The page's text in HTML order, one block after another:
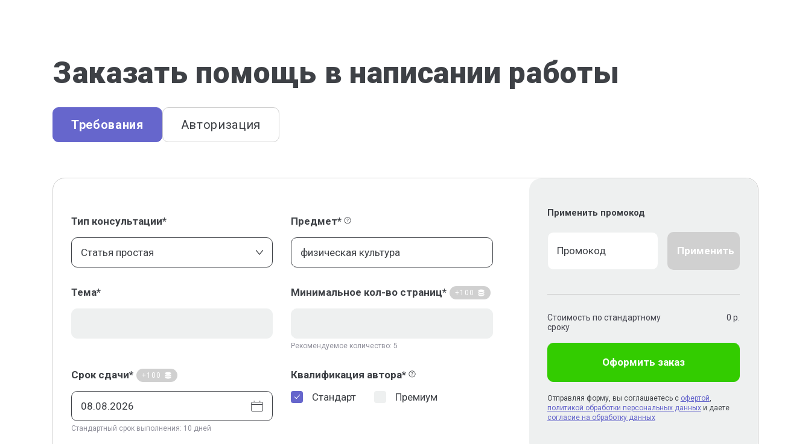
Заказать помощь в написании работы
Требования Авторизация
Тип консультации*
Статья простая
Предмет*
Тема* Минимальное кол-во страниц* +100
Рекомендуемое количество: 5
Срок сдачи* +100
Стандартный срок выполнения: 10 дней
Квалификация автора*
Стандарт
Премиум
Применить промокод
Применить
Стоимость по стандартному
сроку
0 р.
Оформить заказ
Отправляя форму, вы соглашаетесь с офертой,
политикой обработки персональных данныхи даете
согласие на обработку данных